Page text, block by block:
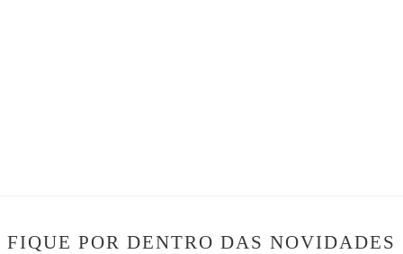
FIQUE POR DENTRO DAS NOVIDADES